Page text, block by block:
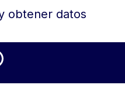
obtener datos
ESTA PÁGINA